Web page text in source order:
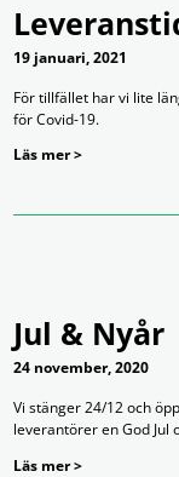
19 januari, 2021
För tillfället har vi lite
för Covid-19.
Läs mer >
Jul & Nyår
24 november, 2020
Vi stänger 24/12 och
leverantörer en God Jul
Läs mer >